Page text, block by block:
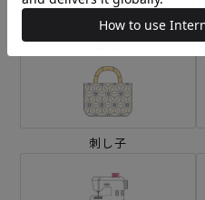
生地
刺し子